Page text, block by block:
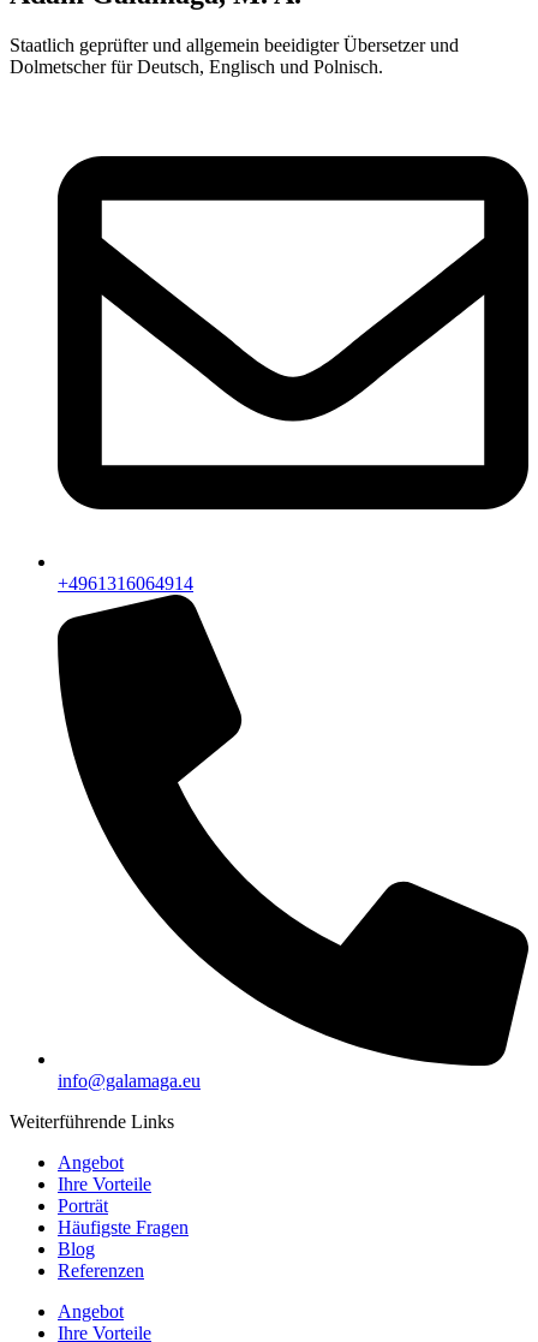
Staatlich geprüfter und allgemein beeidigter Übersetzer und
Dolmetscher für Deutsch, Englisch und Polnisch.
+4961316064914
info@galamaga.eu
Weiterführende Links
Angebot
Ihre Vorteile
Porträt
Häufigste Fragen
Blog
Referenzen
Angebot
Ihre Vorteile